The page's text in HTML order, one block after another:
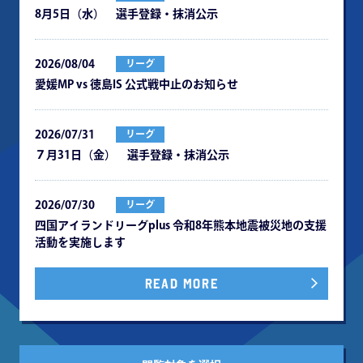
8月5日（水） 選手登録・抹消公示
2026/08/04 リーグ
愛媛MP vs 徳島IS 公式戦中⽌のお知らせ
2026/07/31 リーグ
７月31日（金） 選手登録・抹消公示
2026/07/30 リーグ
四国アイランドリーグplus 令和8年熊本地震被災地の⽀援
活動を実施します
READ MORE